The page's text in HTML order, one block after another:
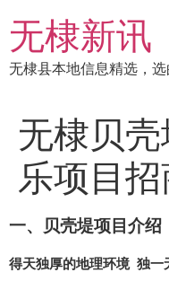
到
内
容
无棣新讯
无棣县本地信息精选，
无棣贝
乐项目
一、贝壳堤项目介绍
得天独厚的地理环境 独一